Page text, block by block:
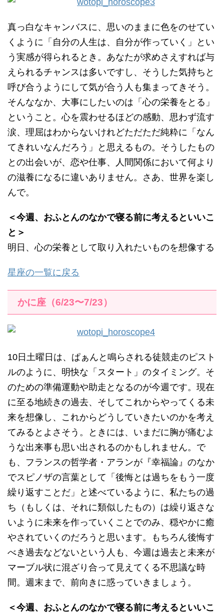
真っ白なキャンバスに、思いのままに色をのせてい
くように「自分の人生は、自分が作っていく」とい
う実感が得られるとき。あなたが求めさえすれば与
えられるチャンスは多いですし、そうした気持ちと
呼び合うようにして気が合う人も集まってきそう。
そんななか、大事にしたいのは「心の栄養をとる」
ということ。心を震わせるほどの感動、思わず流す
涙、理屈はわからないけれどただただ純粋に「なん
てきれいなんだろう」と思えるもの。そうしたもの
との出会いが、恋や仕事、人間関係において何より
の滋養になるに違いありません。さあ、世界を楽し
んで。
＜今週、おふとんのなかで寝る前に考えるといいこ
と＞
明日、心の栄養として取り入れたいものを想像する
星座の一覧に戻る
かに座（6/23〜7/23）
10日土曜日は、ぱぁんと鳴らされる徒競走のピスト
ルのように、明快な「スタート」のタイミング。そ
のための準備運動や助走となるのが今週です。現在
に至る地続きの過去、そしてこれからやってくる未
来を想像し、これからどうしていきたいのかを考え
てみるとよさそう。ときには、いまだに胸が痛むよ
うな出来事も思い出されるのかもしれません。で
も、フランスの哲学者・アランが『幸福論』のなか
でスピノザの言葉として「後悔とは過ちをもう一度
繰り返すことだ」と述べているように、私たちの過
ち（もしくは、それに類似したもの）は繰り返さな
いように未来を作っていくことでのみ、穏やかに癒
やされていくのだろうと思います。もちろん後悔す
べき過去などないという人も、今週は過去と未来が
マーブル状に混ざり合って見えてくる不思議な時
間。週末まで、前向きに惑っていきましょう。
＜今週、おふとんのなかで寝る前に考えるといいこ